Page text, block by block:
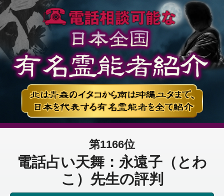
第1166位
電話占い天舞：永遠子（とわ
こ）先生の評判